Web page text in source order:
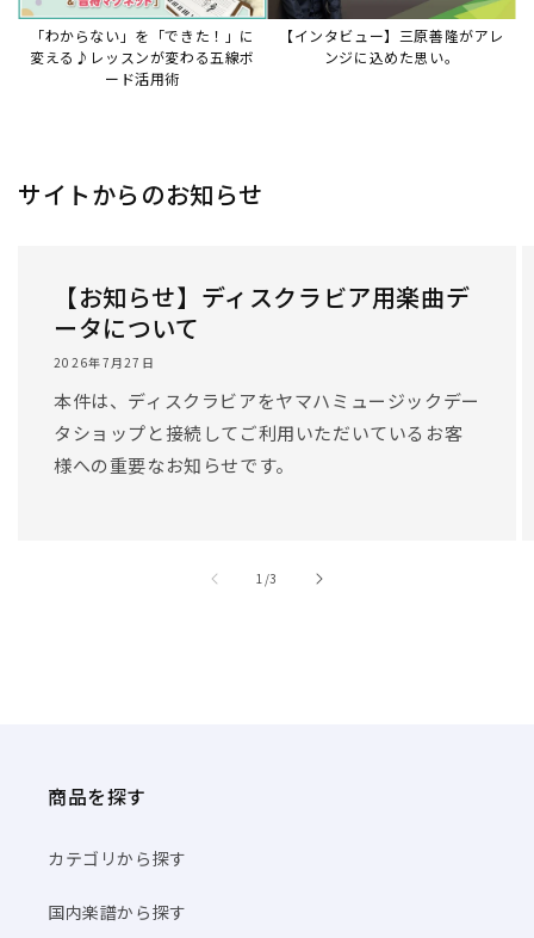
「わからない」を「できた！」に
変える♪レッスンが変わる五線ボ
ード活用術
【インタビュー】三原善隆がアレ
ンジに込めた思い。
サイトからのお知らせ
【お知らせ】ディスクラビア用楽曲デ
ータについて
2026年7月27日
本件は、ディスクラビアをヤマハミュージックデー
タショップと接続してご利用いただいているお客
様への重要なお知らせです。
1 //3
商品を探す
カテゴリから探す
国内楽譜から探す